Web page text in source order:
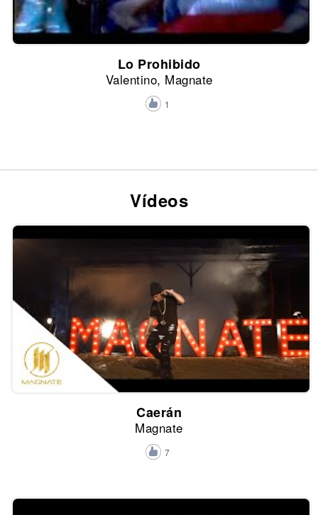
Lo Prohibido
Valentino, Magnate
1
Vídeos
Caerán
Magnate
7